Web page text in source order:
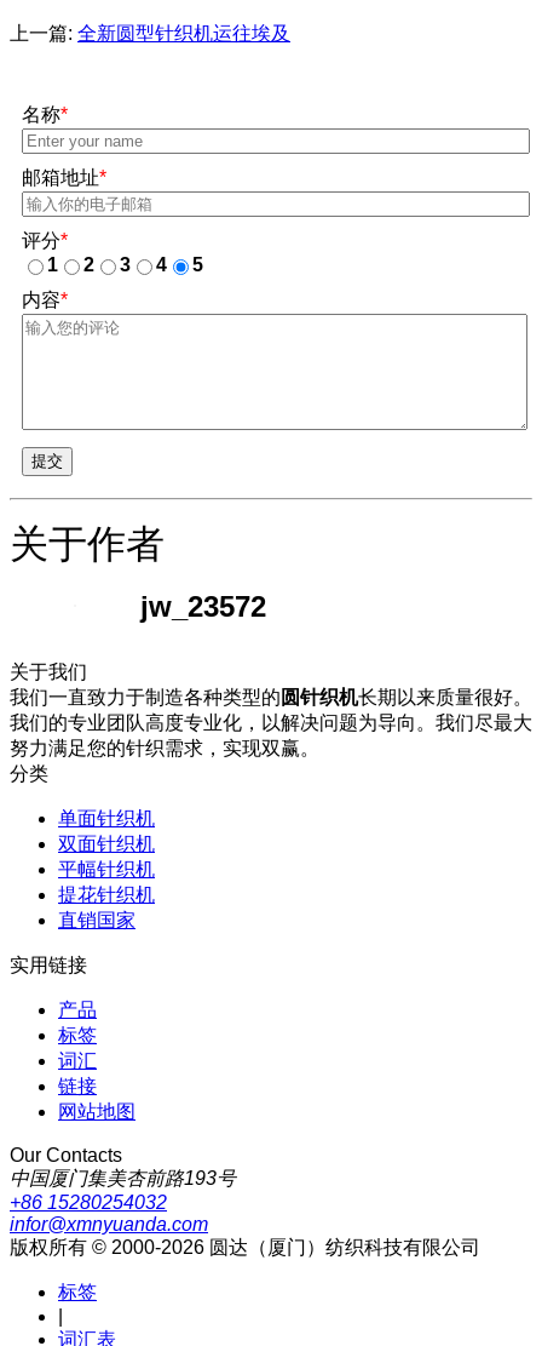
上一篇: 全新圆型针织机运往埃及
名称*
邮箱地址*
评分*
1
2 3 4
5
内容*
提交
关于作者
jw_23572
关于我们
我们一直致力于制造各种类型的 圆针织机长期以来质量很好。
我们的专业团队高度专业化，以解决问题为导向。我们尽最大
努力满足您的针织需求，实现双赢。
分类
单面针织机
双面针织机
平幅针织机
提花针织机
直销国家
实用链接
产品
标签
词汇
链接
网站地图
Our Contacts
中国厦门集美杏前路193号
+86 15280254032
infor@xmnyuanda.com
版权所有 © 2000-2026 圆达（厦门）纺织科技有限公司
标签
词汇表